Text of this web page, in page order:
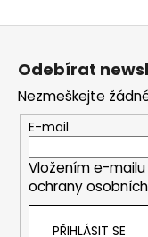
Z
Odebírat
Nezmeškejte
E-mail
Vložením e-
ochrany
PŘIHLÁSIT SE